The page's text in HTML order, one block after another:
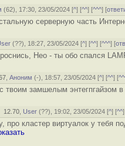
(62), 17:30, 23/05/2024 [^] [^^] [^^^] [
серверную часть
(??), 18:27, 23/05/2024 [^] [^^] [^^^] [
Нео - ты обо спался
,Аноним (-), 18:57, 23/05/2024 [^] [^^] [
твоим замшелым энтегпгайзом в
12.70 User (??), 19:02, 23/05/2024 [^] [^^
про кластер виртуалок у тебя